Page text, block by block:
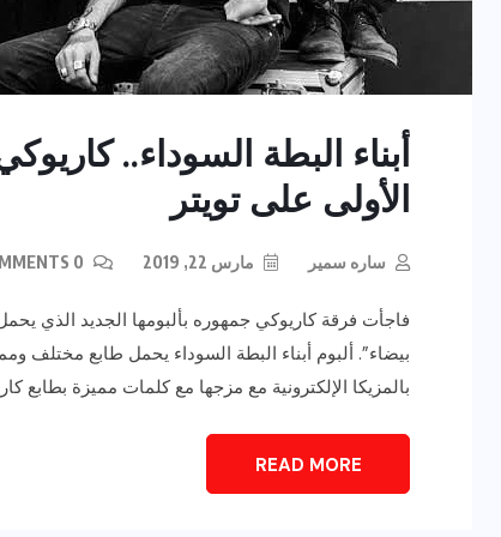
أبناء البطة السوداء..
الأولى على تويتر
ساره سمير مارس 22, 2019
فاجأت فرقة كاريوكي جمهوره بألبومها الجديد الذي
بيضاء”. ألبوم أبناء البطة السوداء يحمل طابع مختلف
بالمزيكا الإلكترونية مع مزجها مع كلمات مميزة بطابع كاريوكي
READ MORE